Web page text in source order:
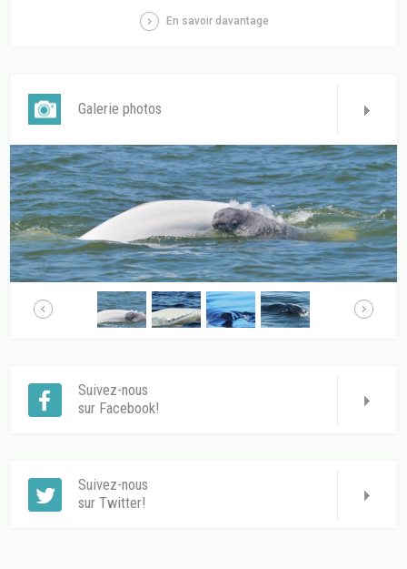
En savoir davantage
Galerie photos
Suivez-nous
sur Facebook!
Suivez-nous
sur Twitter!